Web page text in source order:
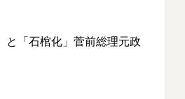
と「石棺化」菅前総理元政